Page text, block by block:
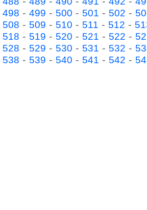
498 - 499 - 500 - 501 - 502 -
508 - 509 - 510 - 511 - 512 -
518 - 519 - 520 - 521 - 522 -
528 - 529 - 530 - 531 - 532 -
538 - 539 - 540 - 541 - 542 -